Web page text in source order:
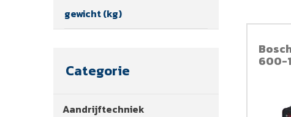
gewicht (kg)
Categorie
Aandrijftechniek
600-